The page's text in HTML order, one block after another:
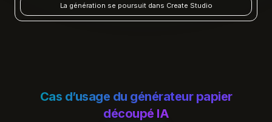
La génération se poursuit dans Create Studio
Cas d’usage du générateur papier
découpé IA